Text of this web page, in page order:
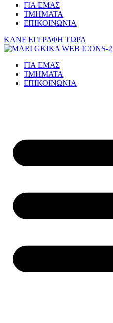
ΓΙΑ ΕΜΑΣ
ΤΜΗΜΑΤΑ
ΕΠΙΚΟΙΝΩΝΙΑ
ΚΑΝΕ ΕΓΓΡΑΦΗ ΤΩΡΑ
ΓΙΑ ΕΜΑΣ
ΤΜΗΜΑΤΑ
ΕΠΙΚΟΙΝΩΝΙΑ